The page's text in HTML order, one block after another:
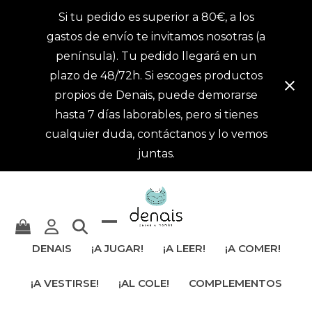
Si tu pedido es superior a 80€, a los
gastos de envío te invitamos nosotras (a
península). Tu pedido llegará en un
plazo de 48/72h. Si escoges productos
propios de Denais, puede demorarse
hasta 7 días laborables, pero si tienes
cualquier duda, contáctanos y lo vemos
juntas.
ocultar
móvil
DENAIS ¡A JUGAR! ¡A LEER! ¡A COMER!
¡A VESTIRSE! ¡AL COLE! COMPLEMENTOS